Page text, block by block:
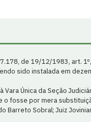
de 19/12/1983, art.
sido instalada em
Única da Seção
fosse por mera
Sobral; Juiz